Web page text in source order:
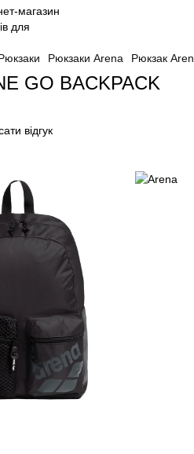
Рюкзаки Arena Рюкзак
GO BACKPACK
відгук